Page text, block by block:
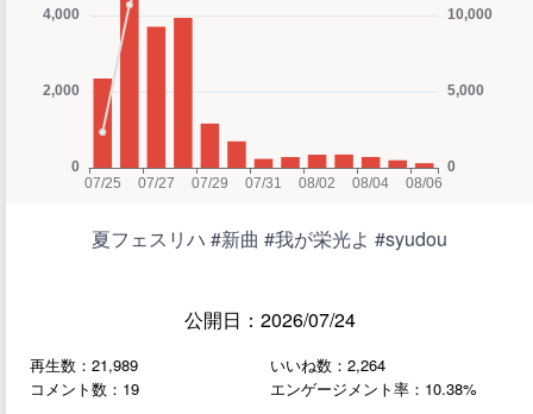
夏フェスリハ #新曲 #我が栄光よ #syudou
公開日：2026/07/24
再生数：21,989
いいね数：2,264
コメント数：19
エンゲージメント率：10.38%